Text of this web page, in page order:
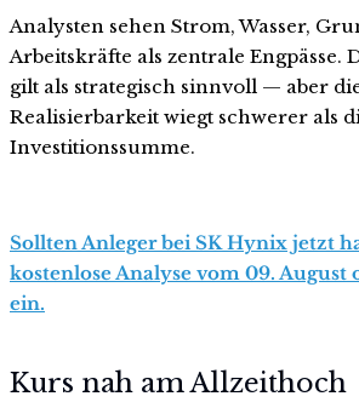
Analysten sehen Strom, Wasser,
Arbeitskräfte als zentrale Engpässe.
gilt als strategisch sinnvoll — aber
Realisierbarkeit wiegt schwerer als
Investitionssumme.
Sollten Anleger bei SK Hynix jetzt
kostenlose Analyse vom 09. August
ein.
Kurs nah am Allzeithoch